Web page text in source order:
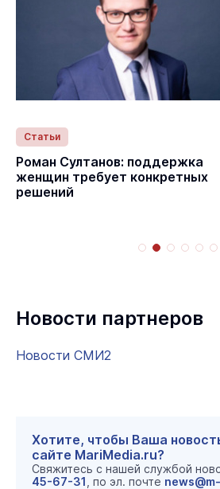
Статьи
Роман Султанов: поддержка
женщин требует конкретных
решений
Новости партнеров
Новости СМИ2
Хотите, чтобы Ваша
сайте MariMedia.ru?
Свяжитесь с нашей службой
45-67-31 , по эл. почте